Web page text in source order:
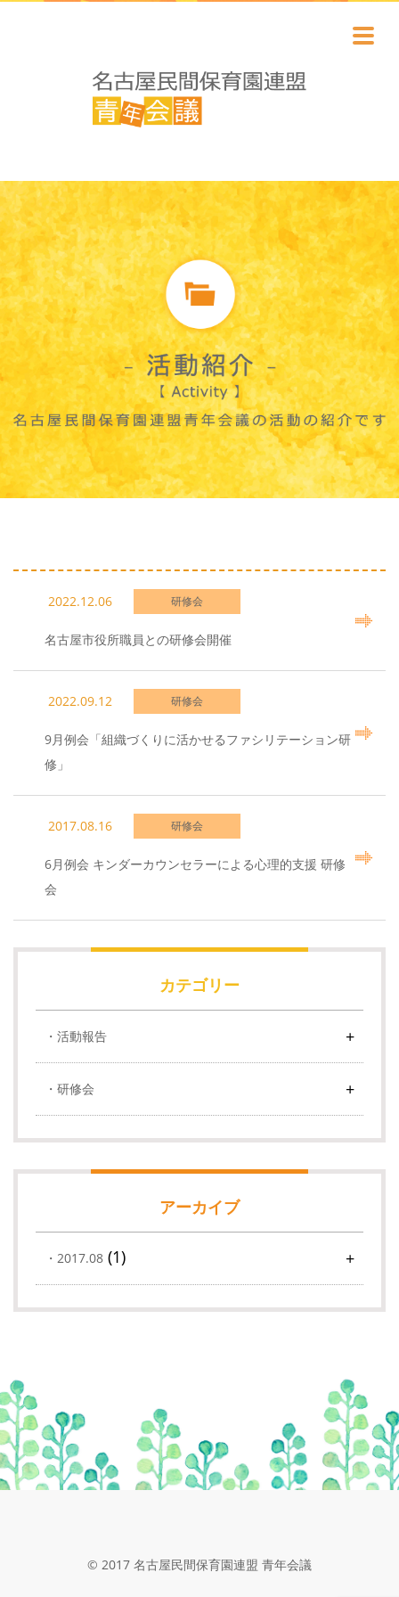
2022.12.06 研修会
名古屋市役所職員との研修会開催
2022.09.12 研修会
9月例会「組織づくりに活かせるファシリテーション研
修」
2017.08.16 研修会
6月例会 キンダーカウンセラーによる心理的支援 研修
会
カテゴリー
活動報告
研修会
アーカイブ
2017.08 (1)
© 2017 名古屋民間保育園連盟 青年会議